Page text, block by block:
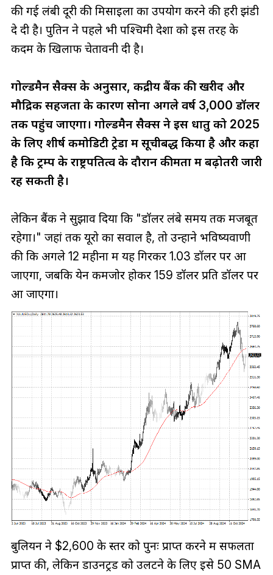
की गई लंबी दूरी की मिसाइलों का उपयोग करने की हरी झंडी
दे दी है। पुतिन ने पहले भी पश्चिमी देशों को इस तरह के
कदम के खिलाफ चेतावनी दी है।
गोल्डमैन सैक्स के अनुसार, केंद्रीय बैंक की खरीद और
मौद्रिक सहजता के कारण सोना अगले वर्ष 3,000 डॉलर
तक पहुंच जाएगा। गोल्डमैन सैक्स ने इस धातु को 2025
के लिए शीर्ष कमोडिटी ट्रेडों में सूचीबद्ध किया है और कहा
है कि ट्रम्प के राष्ट्रपतित्व के दौरान कीमतों में बढ़ोतरी जारी
रह सकती है।
लेकिन बैंक ने सुझाव दिया कि "डॉलर लंबे समय तक मजबूत
रहेगा।" जहां तक ​​यूरो का सवाल है, तो उन्होंने भविष्यवाणी
की कि अगले 12 महीनों में यह गिरकर 1.03 डॉलर पर आ
जाएगा, जबकि येन कमजोर होकर 159 डॉलर प्रति डॉलर पर
आ जाएगा।
बुलियन ने $2,600 के स्तर को पुनः प्राप्त करने में सफलता
प्राप्त की, लेकिन डाउनट्रेंड को उलटने के लिए इसे 50 SMA